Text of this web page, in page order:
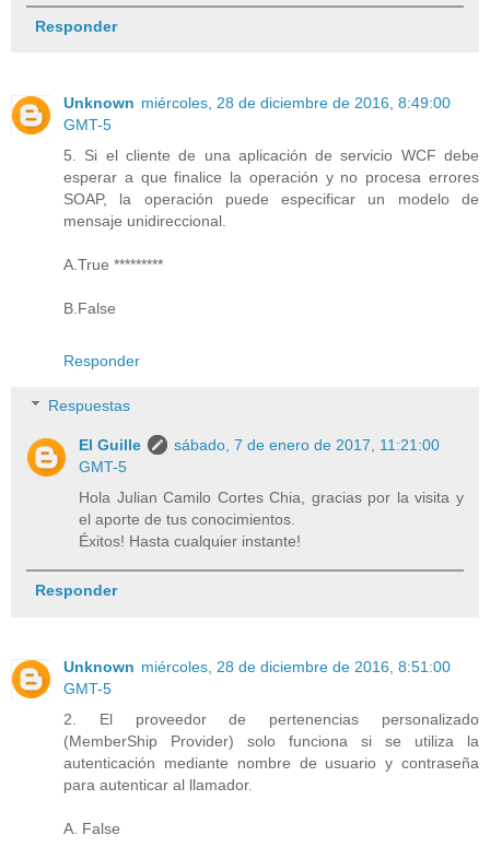
Responder
Unknown miércoles, 28 de diciembre de 2016, 8:49:00
GMT-5
5. Si el cliente de una aplicación de servicio WCF debe
esperar a que finalice la operación y no procesa errores
SOAP, la operación puede especificar un modelo de
mensaje unidireccional.
A.True *********
B.False
Responder
Respuestas
El Guille
sábado, 7 de enero de 2017, 11:21:00
GMT-5
Hola Julian Camilo Cortes Chia, gracias por la visita y
el aporte de tus conocimientos.
Éxitos! Hasta cualquier instante!
Responder
Unknown miércoles, 28 de diciembre de 2016, 8:51:00
GMT-5
2. El proveedor de pertenencias personalizado
(MemberShip Provider) solo funciona si se utiliza la
autenticación mediante nombre de usuario y contraseña
para autenticar al llamador.
A. False